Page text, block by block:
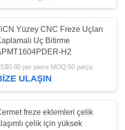
Açma
Yüzey CNC Freze Uçları
Uç Bitirme
H2
per piece MOQ:50 parça
ULAŞIN
freze eklemleri çelik
çelik için yüksek